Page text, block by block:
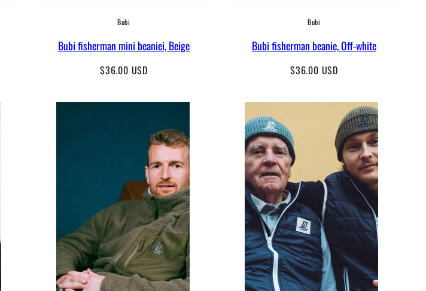
Bubi
Bubi fisherman mini beaniei, Beige
Regular
$36.00 USD
Bubi
Bubi fisherman beanie, Off-white
Regular
$36.00 USD